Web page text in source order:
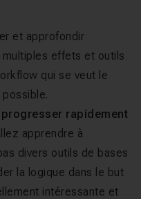
et approfondir
multiples effets et outils
qui se veut le
possible.
progresser rapidement
apprendre à
divers outils de bases
la logique dans le but
intéressante et